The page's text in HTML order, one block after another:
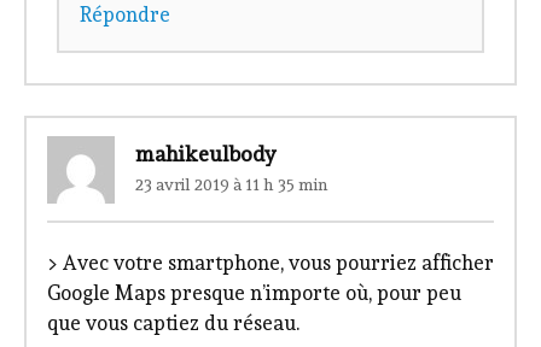
Répondre
mahikeulbody
23 avril 2019 à 11 h 35 min
> Avec votre smartphone, vous pourriez afficher
Google Maps presque n’importe où, pour peu
que vous captiez du réseau.